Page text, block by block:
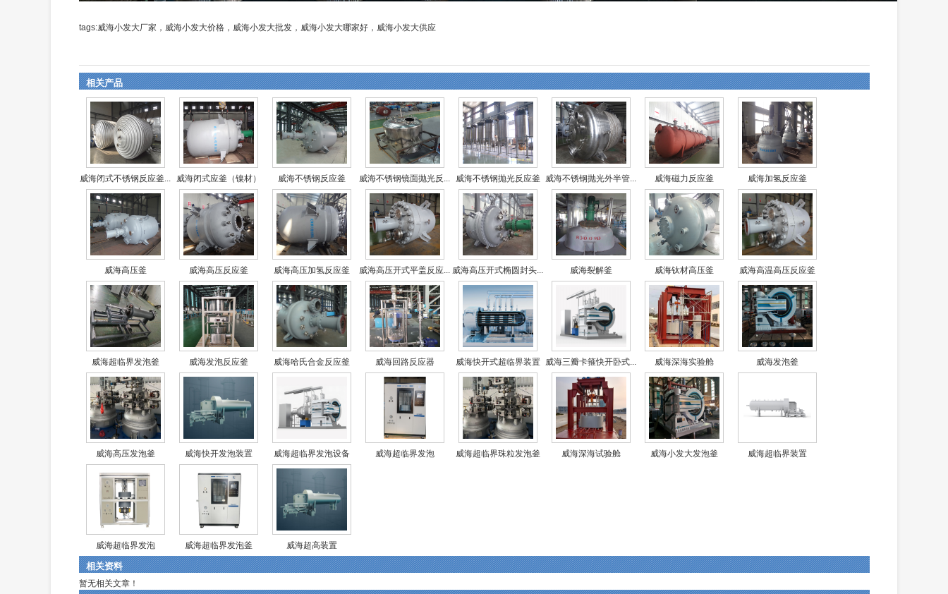
tags:威海小发大厂家，威海小发大价格，威海小发大批发，威海小发大哪家好，威海小发大供应
相关产品
威海闭式不锈钢反应釜... 威海闭式应釜（镍材） 威海不锈钢反应釜 威海不锈钢镜面抛光反... 威海不锈钢抛光反应釜 威海不锈钢抛光外半管... 威海磁力反应釜 威海加氢反应釜
威海高压釜 威海高压反应釜 威海高压加氢反应釜 威海高压开式平盖反应... 威海高压开式椭圆封头... 威海裂解釜 威海钛材高压釜 威海高温高压反应釜
威海超临界发泡釜 威海发泡反应釜 威海哈氏合金反应釜 威海回路反应器 威海快开式超临界装置 威海三瓣卡箍快开卧式... 威海深海实验舱 威海发泡釜
威海高压发泡釜 威海快开发泡装置 威海超临界发泡设备 威海超临界发泡 威海超临界珠粒发泡釜 威海深海试验舱 威海小发大发泡釜 威海超临界装置
威海超临界发泡 威海超临界发泡釜 威海超高装置
相关资料
暂无相关文章！